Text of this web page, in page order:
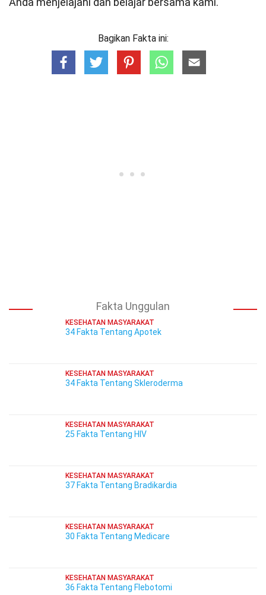
Bagikan Fakta ini:
Fakta Unggulan
KESEHATAN MASYARAKAT
34 Fakta Tentang Apotek
KESEHATAN MASYARAKAT
34 Fakta Tentang Skleroderma
KESEHATAN MASYARAKAT
25 Fakta Tentang HIV
KESEHATAN MASYARAKAT
37 Fakta Tentang Bradikardia
KESEHATAN MASYARAKAT
30 Fakta Tentang Medicare
KESEHATAN MASYARAKAT
36 Fakta Tentang Flebotomi